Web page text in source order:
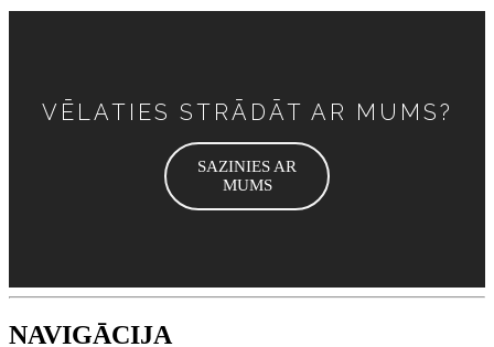
VĒLATIES STRĀDĀT AR MUMS?
SAZINIES AR
MUMS
NAVIGĀCIJA